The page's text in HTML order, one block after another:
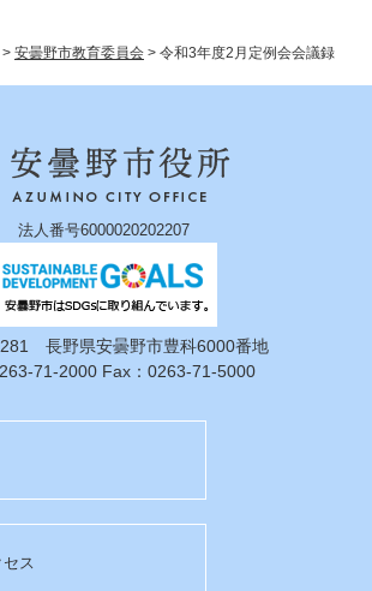
> 安曇野市教育委員会 > 令和3年度2月定例会会議録
法人番号6000020202207
長野県安曇野市豊科6000番地
71-2000 Fax：0263-71-5000
ス